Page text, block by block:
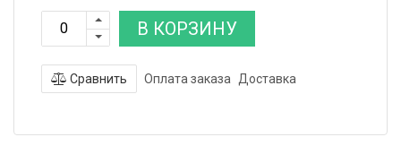
В КОРЗИНУ
Сравнить Оплата заказа Доставка